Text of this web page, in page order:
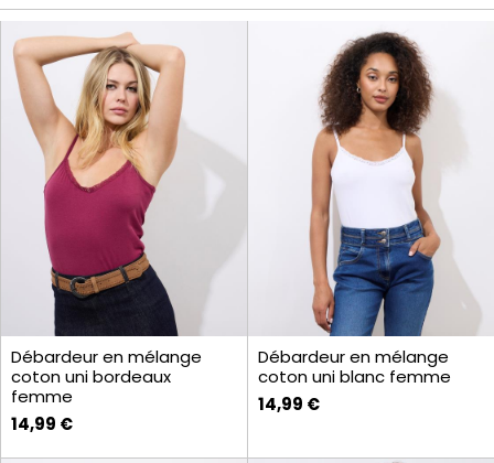
Débardeur en mélange
coton uni bordeaux
femme
14,99 €
Débardeur en mélange
coton uni blanc femme
14,99 €